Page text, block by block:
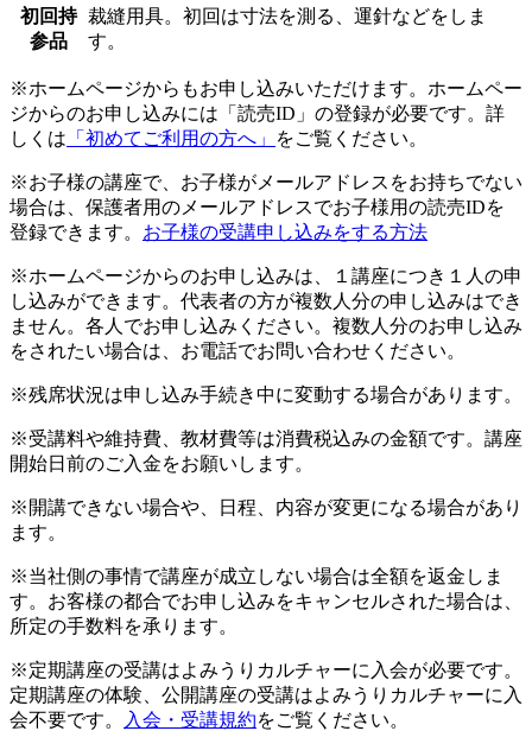
初回持
参品
裁縫用具。初回は寸法を測る、運針などをしま
す。
※ホームページからもお申し込みいただけます。ホームペー
ジからのお申し込みには「読売ID」の登録が必要です。詳
しくは 「初めてご利用の方へ」 をご覧ください。
※お子様の講座で、お子様がメールアドレスをお持ちでない
場合は、保護者用のメールアドレスでお子様用の読売IDを
登録できます。 お子様の受講申し込みをする方法
※ホームページからのお申し込みは、１講座につき１人の申
し込みができます。代表者の方が複数人分の申し込みはでき
ません。各人でお申し込みください。複数人分のお申し込み
をされたい場合は、お電話でお問い合わせください。
※残席状況は申し込み手続き中に変動する場合があります。
※受講料や維持費、教材費等は消費税込みの金額です。講座
開始日前のご入金をお願いします。
※開講できない場合や、日程、内容が変更になる場合があり
ます。
※当社側の事情で講座が成立しない場合は全額を返金しま
す。お客様の都合でお申し込みをキャンセルされた場合は、
所定の手数料を承ります。
※定期講座の受講はよみうりカルチャーに入会が必要です。
定期講座の体験、公開講座の受講はよみうりカルチャーに入
会不要です。
入会・受講規約をご覧ください。